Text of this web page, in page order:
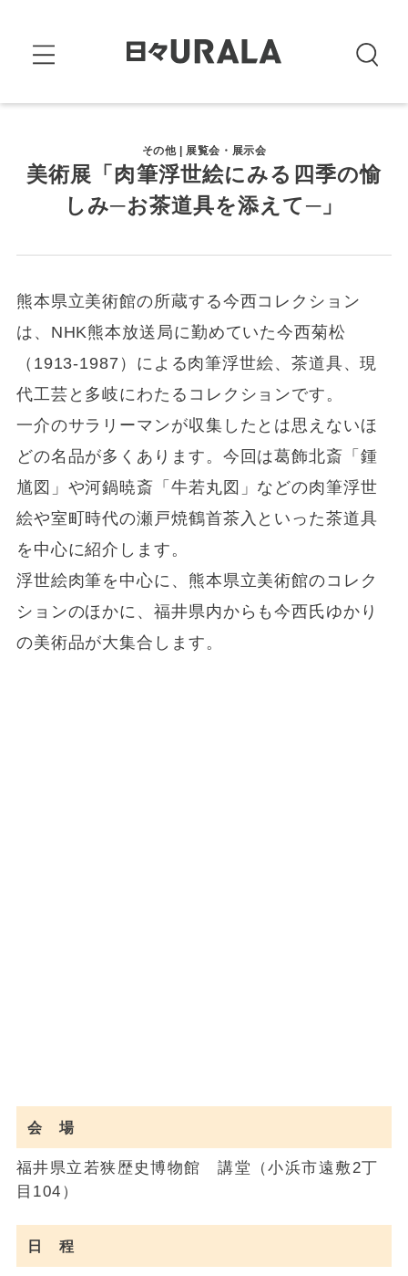
その他 | 展覧会・展示会
美術展「肉筆浮世絵にみる四季の愉
しみ─お茶道具を添えて─」
熊本県立美術館の所蔵する今西コレクション
は、NHK熊本放送局に勤めていた今西菊松
（1913-1987）による肉筆浮世絵、茶道具、現
代工芸と多岐にわたるコレクションです。
一介のサラリーマンが収集したとは思えないほ
どの名品が多くあります。今回は葛飾北斎「鍾
馗図」や河鍋暁斎「牛若丸図」などの肉筆浮世
絵や室町時代の瀬戸焼鶴首茶入といった茶道具
を中心に紹介します。
浮世絵肉筆を中心に、熊本県立美術館のコレク
ションのほかに、福井県内からも今西氏ゆかり
の美術品が大集合します。
会 場
福井県立若狭歴史博物館 講堂（小浜市遠敷2丁
目104）
日 程